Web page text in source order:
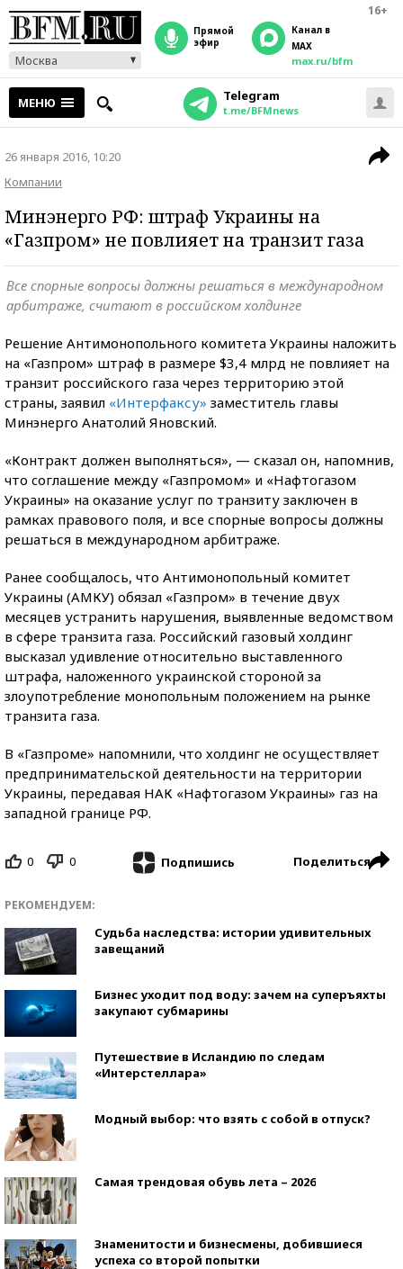
16+
Москва
прямой
эфир
Канал в
MAX
max.ru/bfm
МЕНЮ Telegram
t.me/BFMnews
26 января 2016, 10:20
Компании
Минэнерго РФ: штраф Украины на
«Газпром» не повлияет на транзит газа
Все спорные вопросы должны решаться в международном
арбитраже, считают в российском холдинге
Решение Антимонопольного комитета Украины наложить
на «Газпром» штраф в размере $3,4 млрд не повлияет на
транзит российского газа через территорию этой
страны, заявил «Интерфаксу» заместитель главы
Минэнерго Анатолий Яновский.
«Контракт должен выполняться», — сказал он, напомнив,
что cоглашение между «Газпромом» и «Нафтогазом
Украины» на оказание услуг по транзиту заключен в
рамках правового поля, и все спорные вопросы должны
решаться в международном арбитраже.
Ранее сообщалось, что Антимонопольный комитет
Украины (АМКУ) обязал «Газпром» в течение двух
месяцев устранить нарушения, выявленные ведомством
в сфере транзита газа. Российский газовый холдинг
высказал удивление относительно выставленного
штрафа, наложенного украинской стороной за
злоупотребление монопольным положением на рынке
транзита газа.
В «Газпроме» напомнили, что холдинг не осуществляет
предпринимательской деятельности на территории
Украины, передавая НАК «Нафтогазом Украины» газ на
западной границе РФ.
0 0 Подпишись Поделиться
РЕКОМЕНДУЕМ:
Судьба наследства: истории удивительных
завещаний
Бизнес уходит под воду: зачем на суперъяхты
закупают субмарины
Путешествие в Исландию по следам
«Интерстеллара»
Модный выбор: что взять с собой в отпуск?
Самая трендовая обувь лета – 2026
Знаменитости и бизнесмены, добившиеся
успеха со второй попытки